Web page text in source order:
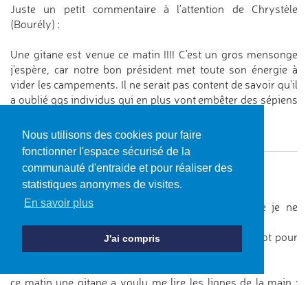
Nous utilisons des cookies pour faire
fonctionner l'espace sécurisé de la
communauté d'entraide et pour réaliser des
statistiques anonymes de visites.
En savoir plus
J'ai compris
Juste un petit commentaire à l'attention de Chrystèle
(Bourély) :
Une gitane est venue ce matin !!!! C'est un gros mensonge
j'espère, car notre bon président met toute son énergie à
vider les campements. Il ne serait pas content de savoir qu'il
a oublié qqs individus qui en plus vont embêter des sépiens
Did
20/09/2010 à 14:14parbourély
on vous a mis sous tysabri en 1ère intention ?
pour moi + de 20 ans avec la sep, maladie que je ne
connaissais pas du tout !!!
je trouve ça incroyable d'ailleurs ... donc y a du boulot pour
en parler !!!!
ce matin une gitane a voulu me lire les lignes de la main :